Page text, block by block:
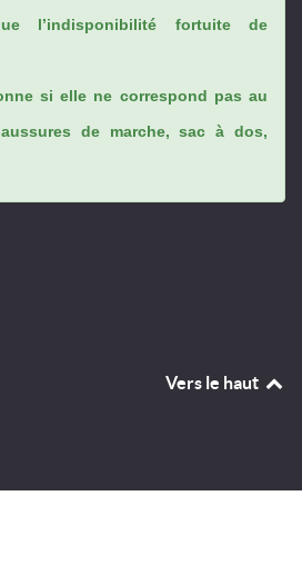
l’indisponibilité fortuite de
si elle ne correspond pas au
de marche, sac à dos,
Vers le haut